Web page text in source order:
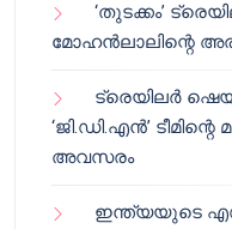
‘തുടക്കം’
മോഹൻലാലിന്റെ
ട്രെയിലർ
‘ജി.ഡി.എൻ’
അവസരം
ഇന്ത്യയുടെ